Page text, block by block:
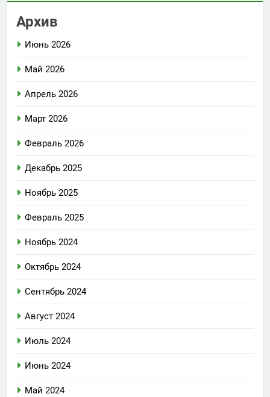
Архив
Июнь 2026
Май 2026
Апрель 2026
Март 2026
Февраль 2026
Декабрь 2025
Ноябрь 2025
Февраль 2025
Ноябрь 2024
Октябрь 2024
Сентябрь 2024
Август 2024
Июль 2024
Июнь 2024
Май 2024